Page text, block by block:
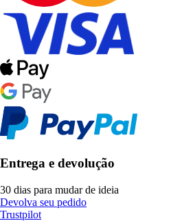
Entrega e devolução
30 dias para mudar de ideia
Devolva seu pedido
Trustpilot